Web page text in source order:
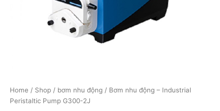
Home / Shop / bơm nhu động / Bơm nhu động – Industrial
Peristaltic Pump G300-2J